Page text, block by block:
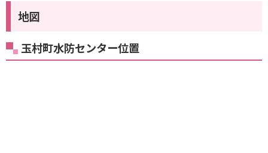
地図
玉村町水防センター位置